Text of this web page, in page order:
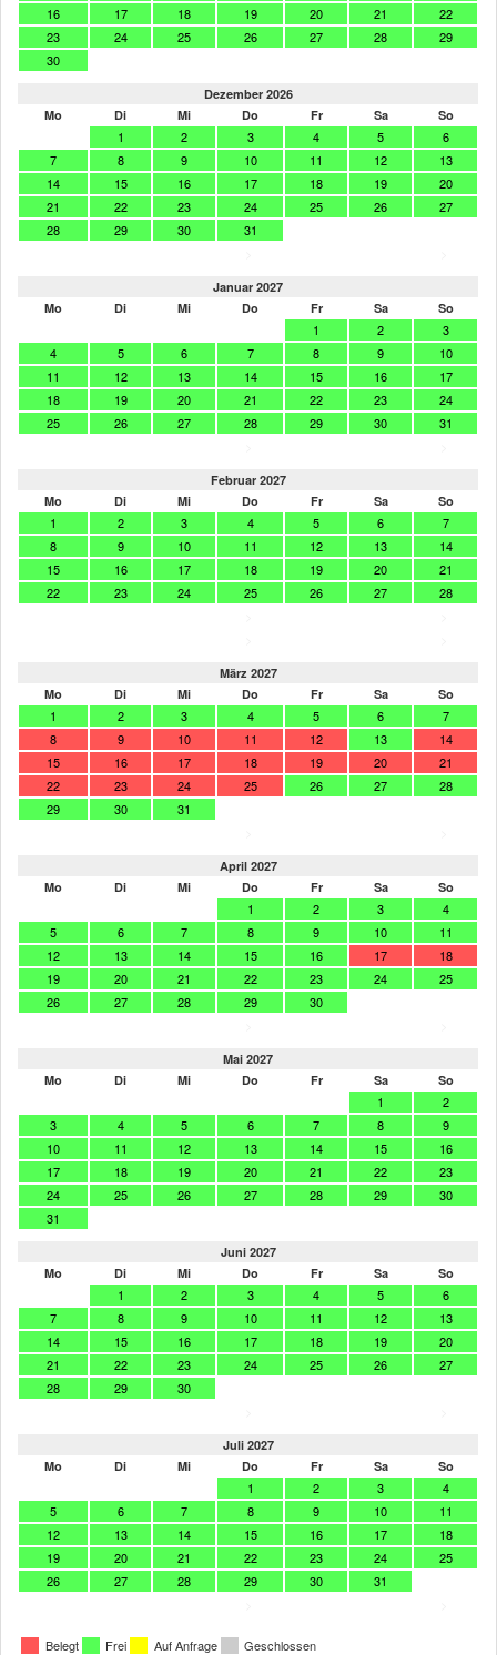
16
17 18 19 20 21
22
23
24 25 26 27 28
29
30
Dezember 2026
Mo
Di Mi Do Fr Sa So
1 2 3 4 5
6
7
8 9 10 11 12
13
14
15 16 17 18 19
20
21
22 23 24 25 26
27
28
29 30
31
Januar 2027
Mo
Di Mi Do Fr Sa So
1 2
3
4
5 6 7 8 9
10
11
12 13 14 15 16
17
18
19 20 21 22 23
24
25
26 27 28 29 30
31
Februar 2027
Mo
Di Mi Do Fr Sa So
1 2 3 4 5 6
7
8
9 10 11 12 13
14
15
16 17 18 19 20
21
22
23 24 25 26 27
28
März 2027
Mo
Di Mi Do Fr Sa So
1 2 3 4 5 6
7
8
9 10 11 12 13
14
15
16 17 18 19 20
21
22
23 24 25 26 27
28
29
30
31
April 2027
Mo
Di Mi Do Fr Sa So
1 2 3
4
5
6 7 8 9 10
11
12
13 14 15 16 17
18
19
20 21 22 23 24
25
26
27 28 29
30
Mai 2027
Mo
Di Mi Do Fr Sa So
1
2
3
4 5 6 7 8
9
10
11 12 13 14 15
16
17
18 19 20 21 22
23
24
25 26 27 28 29
30
31
Juni 2027
Mo
Di Mi Do Fr Sa So
1 2 3 4 5
6
7
8 9 10 11 12
13
14
15 16 17 18 19
20
21
22 23 24 25 26
27
28
29
30
Juli 2027
Mo
Di Mi Do Fr Sa So
1 2 3
4
5
6 7 8 9 10
11
12
13 14 15 16 17
18
19
20 21 22 23 24
25
26
27 28 29 30
31
Belegt Frei Auf Anfrage Geschlossen